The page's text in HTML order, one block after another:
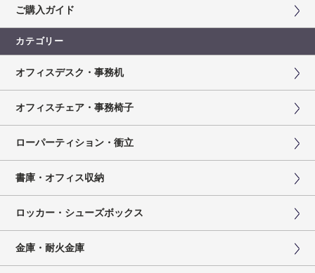
ご購入ガイド
カテゴリー
オフィスデスク・事務机
オフィスチェア・事務椅子
ローパーティション・衝立
書庫・オフィス収納
ロッカー・シューズボックス
金庫・耐火金庫